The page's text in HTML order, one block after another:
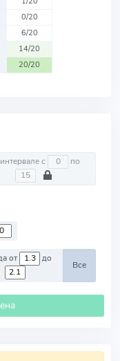
0/20
6/20
14/20
20/20
На интервале с по
Победа от до
Все